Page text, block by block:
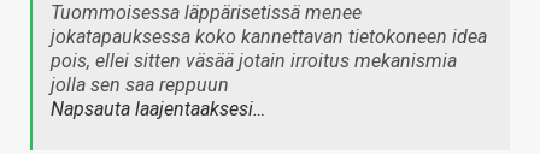
Tuommoisessa läppärisetissä menee
jokatapauksessa koko kannettavan tietokoneen idea
pois, ellei sitten väsää jotain irroitus mekanismia
jolla sen saa reppuun
Napsauta laajentaaksesi…